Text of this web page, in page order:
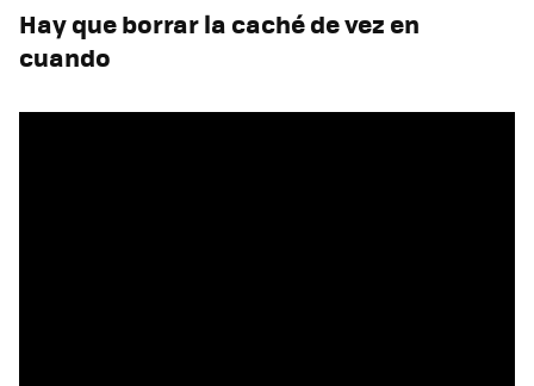
Hay que borrar la caché de vez en
cuando